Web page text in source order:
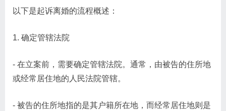
以下是起诉离婚的流程概述：
1. 确定管辖法院
- 在立案前，需要确定管辖法院。通常，由被告的住所地
或经常居住地的人民法院管辖。
- 被告的住所地指的是其户籍所在地，而经常居住地则是